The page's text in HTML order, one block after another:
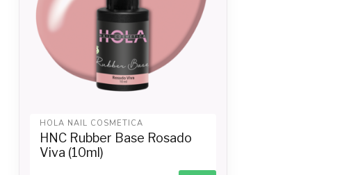
HOLA NAIL COSMETICA
HNC Rubber Base Rosado
Viva (10ml)